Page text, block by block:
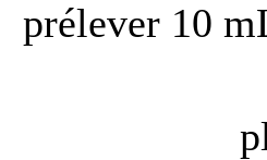
prélever 10